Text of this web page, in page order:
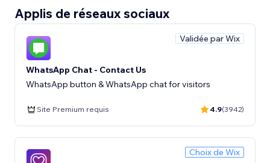
Applis de réseaux sociaux
Validée par Wix
WhatsApp Chat - Contact Us
WhatsApp button & WhatsApp chat for visitors
Site Premium requis 4.9(3942)
Choix de Wix